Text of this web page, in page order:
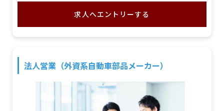
求人へエントリーする
法人営業（外資系自動車部品メーカー）